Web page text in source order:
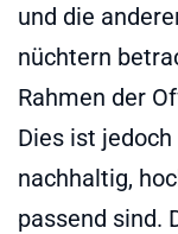
und die
nüchtern
Rahmen der
Dies ist
nachhaltig,
passend sind.